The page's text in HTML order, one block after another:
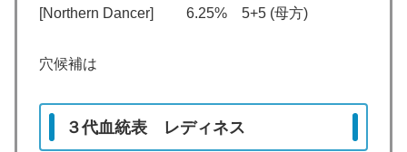
[Northern Dancer] 6.25% 5+5 (母方)
穴候補は
３代血統表 レディネス